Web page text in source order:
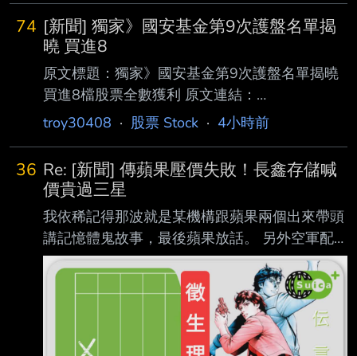
74 [新聞] 獨家》國安基金第9次護盤名單揭
曉 買進8
原文標題：獨家》國安基金第9次護盤名單揭曉
買進8檔股票全數獲利 原文連結：
https://ec.ltn.com.tw/article/breakingnews/5530
鄭琪芳 原文內容： 國安基金第9次護盤明細揭
曉，這次集中買進8檔股票，包括台塑、台達
電、鴻海、台積電 、廣達、聯發科、富邦金及
日月光投控，且8檔股票全數獲利；合計買入股
票成本122.5億 元，以買入權值王台積電77.02
億元最多、出售股票獲利76.59億元，加計獲配
troy30408 · 股票 Stock · 4小時前
36 Re: [新聞] 傳蘋果壓價失敗！長鑫存儲喊
價貴過三星
我依稀記得那波就是某機構跟蘋果兩個出來帶頭
講記憶體鬼故事，最後蘋果放話。 另外空軍配
合放去找美國政府洽談開放消息，導致全球記憶
體跌了約三成 到現在記憶體還沒回到當初水
準，頂多回一半，要爬回去要雙倍力量 台灣有
沒有想要自己也搞一家大型的跟他們搶單？或集
結全部力量一起投資一家主要提供內需，多餘產